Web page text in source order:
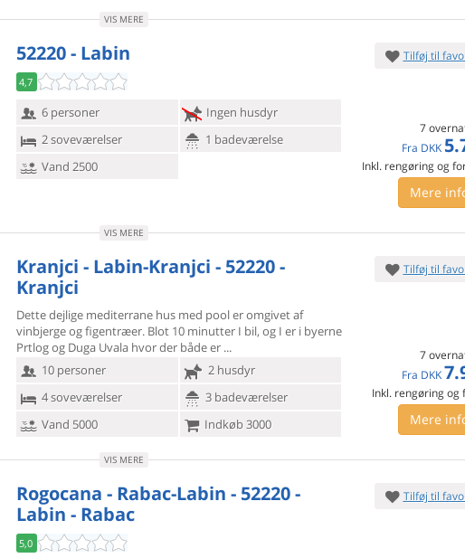
VIS MERE
52220 - Labin
4,7
6 personer
Ingen husdyr
2 soveværelser
1 badeværelse
Vand 2500
Tilføj til
7
Fra DKK
Inkl. rengøring og
Mere
VIS MERE
Kranjci - Labin-Kranjci - 52220 -
Kranjci
Dette dejlige mediterrane hus med pool er omgivet af
vinbjerge og figentræer. Blot 10 minutter I bil, og I er i byerne
Prtlog og Duga Uvala hvor der både er
10 personer
2 husdyr
4 soveværelser
3 badeværelser
Vand 5000
Indkøb 3000
Tilføj til
7
Fra DKK
Inkl. rengøring og
Mere
VIS MERE
Rogocana - Rabac-Labin - 52220 -
Labin - Rabac
5,0
Tilføj til